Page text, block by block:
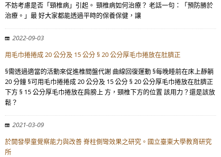
不妨考慮是否「頸椎病」引起。 頸椎病如何治療？ 老話一句：「預防勝於
治療。」最 好大家都能透過平時的保養保健，讓
2022-09-03
用毛巾捲捲成 20 公分及 15 公分 § 20 公分厚毛巾捲放在肚臍正
§需透過適當的活動來促進椎間盤代謝 曲線回復運動 §每晚睡前在床上靜躺
20 分鐘 §可用毛巾捲捲成 20 公分及 15 公分 § 20 公分厚毛巾捲放在肚臍正
下方 § 15 公分厚毛巾捲放在肩膀上 方，頸椎下方的位置 該用力？還是該放
鬆？
2021-03-09
於開發學童覺察能力與改善 脊柱側彎效果之研究。國立臺東大學教育研究
所